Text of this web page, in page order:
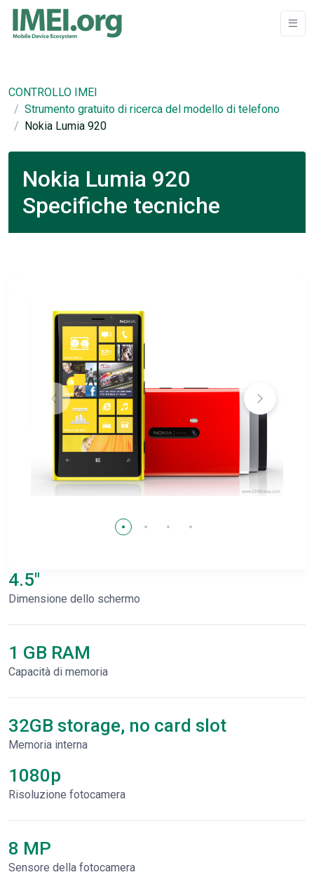
CONTROLLO IMEI
Strumento gratuito di ricerca del modello di telefono
Nokia Lumia 920
Nokia Lumia 920
Specifiche tecniche
4.5"
Dimensione dello schermo
1 GB RAM
Capacità di memoria
32GB storage, no card slot
Memoria interna
1080p
Risoluzione fotocamera
8 MP
Sensore della fotocamera